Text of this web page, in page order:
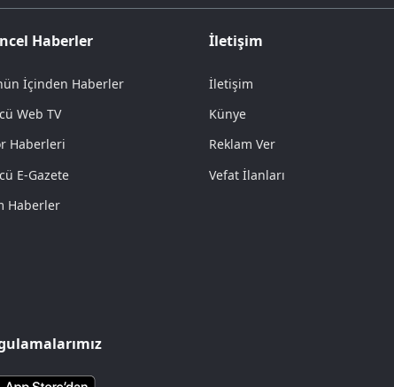
Haberler
İçinden Haberler
Web TV
Haberleri
E-Gazete
Haberler
İletişim
İletişim
Künye
Reklam Ver
Vefat İlanları